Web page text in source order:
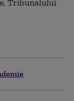
Tribunalului